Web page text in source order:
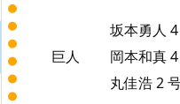
巨人
坂本勇人 4
岡本和真 4
丸佳浩 2